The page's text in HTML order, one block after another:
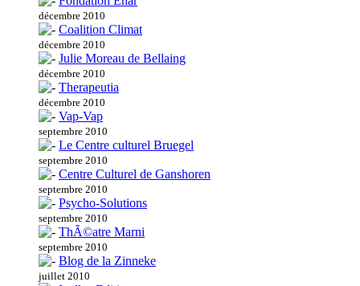
décembre 2010
Coalition Climat
décembre 2010
Julie Moreau de Bellaing
décembre 2010
Therapeutia
décembre 2010
Vap-Vap
septembre 2010
Le Centre culturel Bruegel
septembre 2010
Centre Culturel de Ganshoren
septembre 2010
Psycho-Solutions
septembre 2010
ThÃ©atre Marni
septembre 2010
Blog de la Zinneke
juillet 2010